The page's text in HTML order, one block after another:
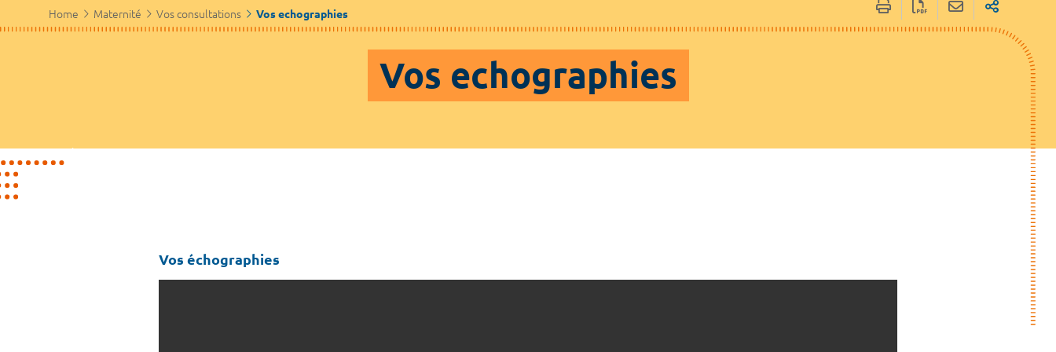
Home Maternité Vos consultations Vos echographies
Vos echographies
Vos échographies